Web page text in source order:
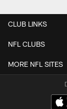
CLUB LINKS
NFL CLUBS
MORE NFL SITES